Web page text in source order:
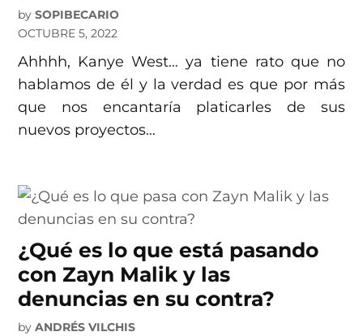
by SOPIBECARIO
OCTUBRE 5, 2022
Ahhhh, Kanye West… ya tiene rato que no
hablamos de él y la verdad es que por más
que nos encantaría platicarles de sus
nuevos proyectos…
¿Qué es lo que está pasando
con Zayn Malik y las
denuncias en su contra?
by ANDRÉS VILCHIS